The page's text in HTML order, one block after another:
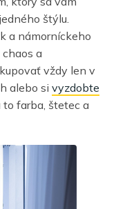
štýlu.
a námorníckeho
a
vždy len v
alebo si vyzdobte
to farba, štetec a